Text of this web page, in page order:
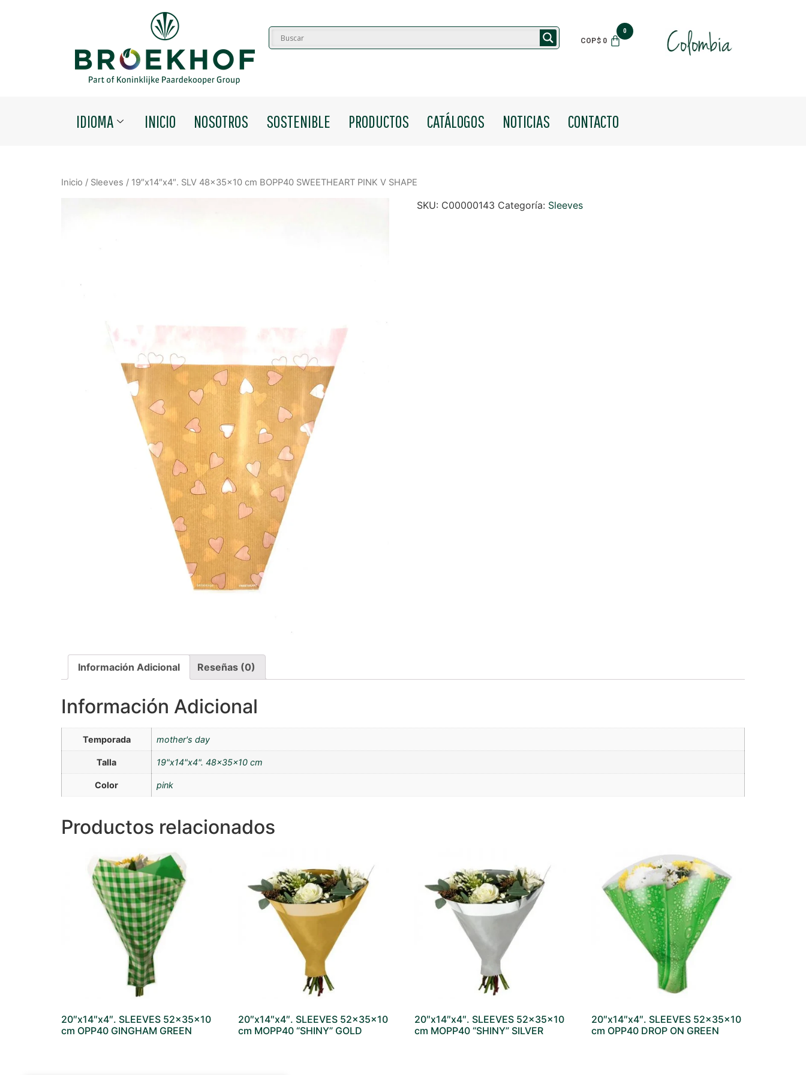
$ 0
IDIOMA INICIO NOSOTROS SOSTENIBLE PRODUCTOS CATÁLOGOS NOTICIAS CONTACTO
Inicio / Sleeves / 19″x14″x4″. SLV 48x35x10 cm BOPP40 SWEETHEART PINK V SHAPE
SKU: C00000143 Categoría: Sleeves
Información Adicional Reseñas (0)
Información Adicional
Temporada mother's day
Talla 19"x14"x4". 48x35x10 cm
Color pink
Productos relacionados
20″x14″x4″. SLEEVES 52x35x10
cm OPP40 GINGHAM GREEN
20″x14″x4″. SLEEVES 52x35x10
cm MOPP40 “SHINY” GOLD
20″x14″x4″. SLEEVES 52x35x10
cm MOPP40 “SHINY” SILVER
20″x14″x4″. SLEEVES 52x35x10
cm OPP40 DROP ON GREEN